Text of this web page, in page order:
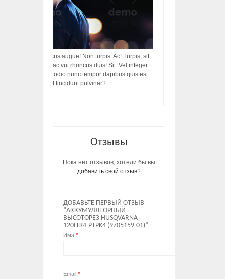
integer! Risus augue! Non turpis. Ac! Turpis, sit
rhoncus porttitor ac vut rhoncus duis! Sit. Vel integer
ut diam porttitor odio nunc tempor dapibus quis est
dictumst, vel amet tincidunt pulvinar?
Отзывы
Пока нет отзывов, хотели бы вы
добавить свой отзыв?
ДОБАВЬТЕ ПЕРВЫЙ ОТЗЫВ
“АККУМУЛЯТОРНЫЙ
ВЫСОТОРЕЗ HUSQVARNA
120ITK4-P+PK4 (9705159-01)”
Имя *
Email *